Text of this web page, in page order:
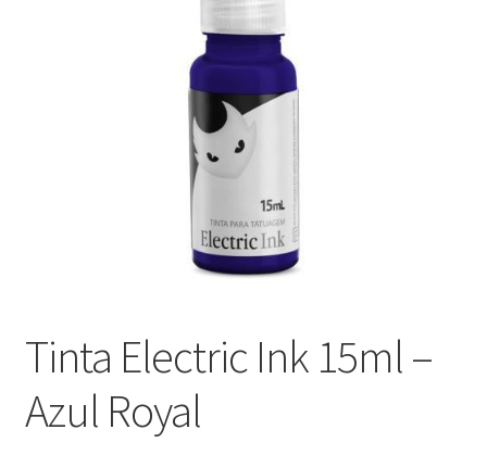
Tinta Electric Ink 15ml –
Azul Royal